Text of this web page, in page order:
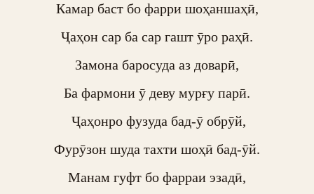
Камар баст бо фарри шоҳаншаҳӣ,
Ҷаҳон сар ба сар гашт ӯро раҳӣ.
Замона баросуда аз доварӣ,
Ба фармони ӯ деву мурғу парӣ.
Фурӯзон шуда тахти шоҳӣ бад-ӯй.
Манам гуфт бо фарраи эзадӣ,